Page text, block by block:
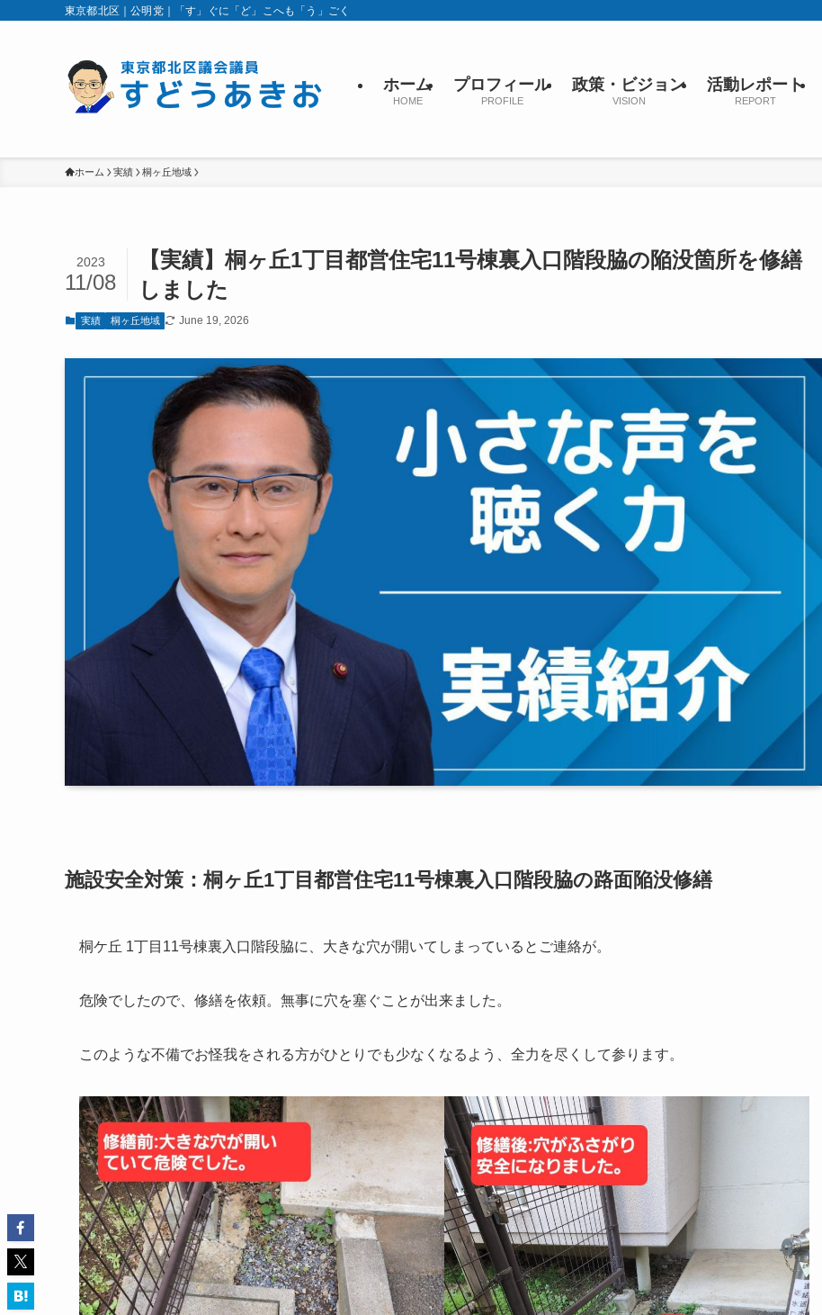
東京都北区｜公明党｜「す」ぐに「ど」こへも「う」ごく
ホーム
HOME
プロフィール
PROFILE
政策・ビジョン
VISION
活動レポート
REPORT
ホーム 実績 桐ヶ丘地域
【実績】桐ヶ丘1丁目都営住宅11号棟裏入口階段脇の陥没箇所を修繕
しました
2023
11/08
実績 桐ヶ丘地域 June 19, 2026
施設安全対策：桐ヶ丘1丁目都営住宅11号棟裏入口階段脇の路面陥没修繕
桐ケ丘 1丁目11号棟裏入口階段脇に、大きな穴が開いてしまっているとご連絡が。
危険でしたので、修繕を依頼。無事に穴を塞ぐことが出来ました。
このような不備でお怪我をされる方がひとりでも少なくなるよう、全力を尽くして参ります。